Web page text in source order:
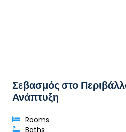
Σεβασμός στο
Ανάπτυξη
Rooms
Baths